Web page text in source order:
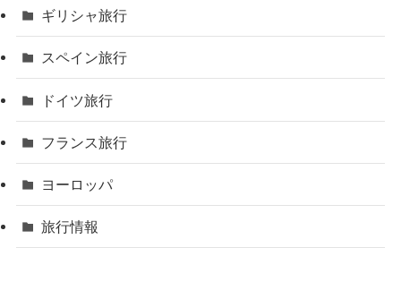
ギリシャ旅行
スペイン旅行
ドイツ旅行
フランス旅行
ヨーロッパ
旅行情報